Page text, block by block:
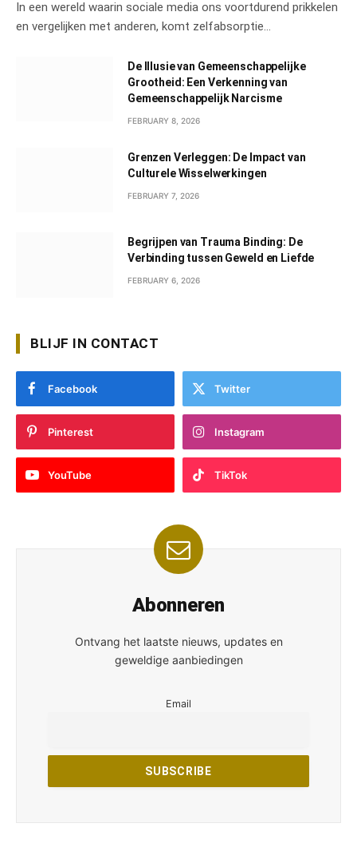
In een wereld waarin sociale media ons voortdurend prikkelen
en vergelijken met anderen, komt zelfabsorptie…
De Illusie van Gemeenschappelijke
Grootheid: Een Verkenning van
Gemeenschappelijk Narcisme
FEBRUARY 8, 2026
Grenzen Verleggen: De Impact van
Culturele Wisselwerkingen
FEBRUARY 7, 2026
Begrijpen van Trauma Binding: De
Verbinding tussen Geweld en Liefde
FEBRUARY 6, 2026
BLIJF IN CONTACT
Facebook Twitter
Pinterest Instagram
YouTube TikTok
Abonneren
Ontvang het laatste nieuws, updates en
geweldige aanbiedingen
Email